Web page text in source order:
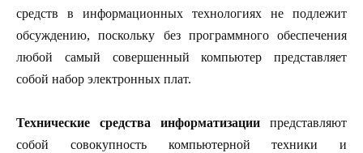
средств в информационных технологиях не подлежит
обсуждению, поскольку без программного обеспечения
любой самый совершенный компьютер представляет
собой набор электронных плат.
Технические средства информатизации представляют
собой совокупность компьютерной техники и